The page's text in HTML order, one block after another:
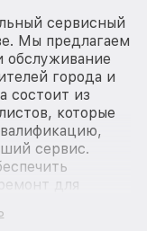
сервисный
Мы предлагаем
обслуживание
города и
состоит из
которые
сервис.
для
Apple, вне
Мы